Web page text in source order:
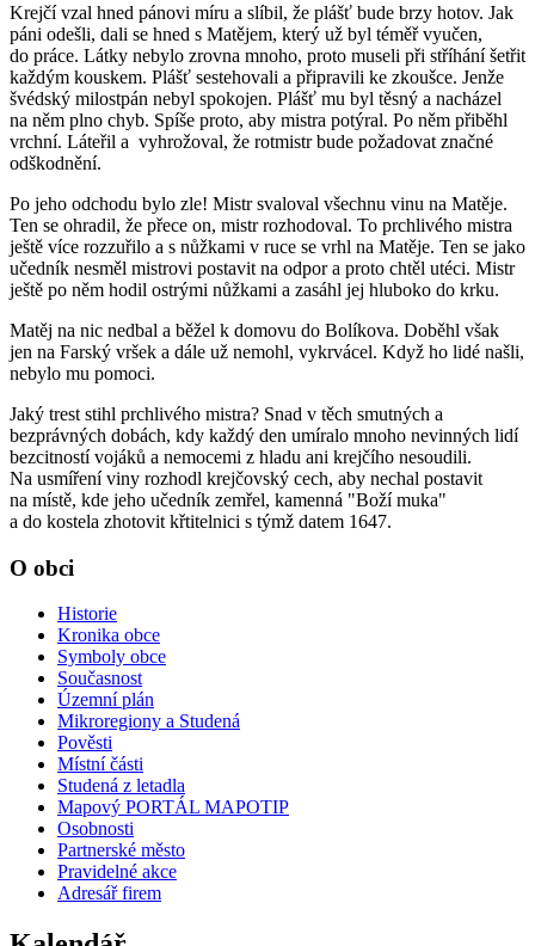
Krejčí vzal hned pánovi míru a slíbil, že plášť bude brzy hotov. Jak
páni odešli, dali se hned s Matějem, který už byl téměř vyučen,
do práce. Látky nebylo zrovna mnoho, proto museli při stříhání šetřit
každým kouskem. Plášť sestehovali a připravili ke zkoušce. Jenže
švédský milostpán nebyl spokojen. Plášť mu byl těsný a nacházel
na něm plno chyb. Spíše proto, aby mistra potýral. Po něm přiběhl
vrchní. Láteřil a vyhrožoval, že rotmistr bude požadovat značné
odškodnění.
Po jeho odchodu bylo zle! Mistr svaloval všechnu vinu na Matěje.
Ten se ohradil, že přece on, mistr rozhodoval. To prchlivého mistra
ještě více rozzuřilo a s nůžkami v ruce se vrhl na Matěje. Ten se jako
učedník nesměl mistrovi postavit na odpor a proto chtěl utéci. Mistr
ještě po něm hodil ostrými nůžkami a zasáhl jej hluboko do krku.
Matěj na nic nedbal a běžel k domovu do Bolíkova. Doběhl však
jen na Farský vršek a dále už nemohl, vykrvácel. Když ho lidé našli,
nebylo mu pomoci.
Jaký trest stihl prchlivého mistra? Snad v těch smutných a
bezprávných dobách, kdy každý den umíralo mnoho nevinných lidí
bezcitností vojáků a nemocemi z hladu ani krejčího nesoudili.
Na usmíření viny rozhodl krejčovský cech, aby nechal postavit
na místě, kde jeho učedník zemřel, kamenná "Boží muka"
a do kostela zhotovit křtitelnici s týmž datem 1647.
O obci
Historie
Kronika obce
Symboly obce
Současnost
Územní plán
Mikroregiony a Studená
Pověsti
Místní části
Studená z letadla
Mapový PORTÁL MAPOTIP
Osobnosti
Partnerské město
Pravidelné akce
Adresář firem